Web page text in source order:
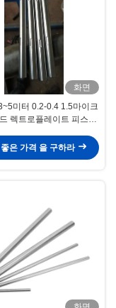
화면
미터 0.2-0.4 1.5마이크
렉트로플레이트 피스톤
은 가격 을 구하라